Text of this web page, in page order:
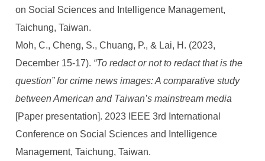
on Social Sciences and Intelligence Management,
Taichung, Taiwan.
Moh, C., Cheng, S., Chuang, P., & Lai, H. (2023,
December 15-17). “To redact or not to redact that is the
question” for crime news images: A comparative study
between American and Taiwan’s mainstream media
[Paper presentation]. 2023 IEEE 3rd International
Conference on Social Sciences and Intelligence
Management, Taichung, Taiwan.